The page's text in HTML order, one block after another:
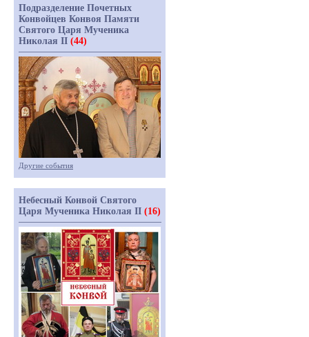
Подразделение Почетных
Конвойцев Конвоя Памяти
Святого Царя Мученика
Николая II (44)
Другие события
Небесный Конвой Святого
Царя Мученика Николая II (16)